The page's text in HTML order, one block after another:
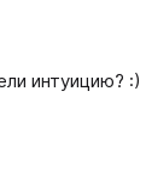
интуицию? :)